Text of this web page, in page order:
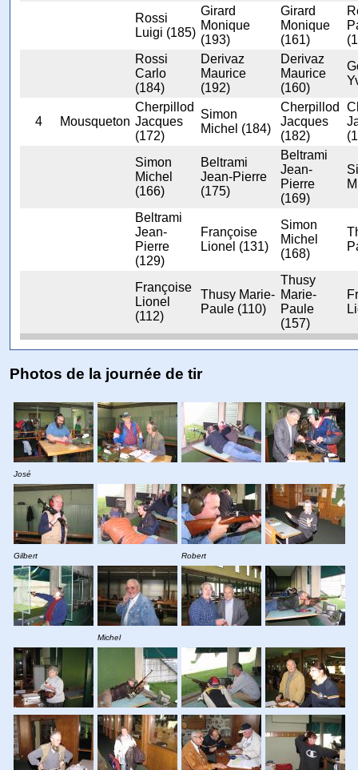
Rossi
Luigi (185)
Girard
Monique
(193)
Girard
Monique
(161)
Rossi
Carlo
(184)
Derivaz
Maurice
(192)
Derivaz
Maurice
(160)
4 Mousqueton
Cherpillod
Jacques
(172)
Simon
Michel (184)
Cherpillod
Jacques
(182)
Simon
Michel
(166)
Beltrami
Jean-Pierre
(175)
Beltrami
Jean-
Pierre
(169)
Beltrami
Jean-
Pierre
(129)
Françoise
Lionel (131)
Simon
Michel
(168)
Françoise
Lionel
(112)
Thusy Marie-
Paule (110)
Thusy
Marie-
Paule
(157)
Photos de la journée de tir
José
Gilbert Robert
Michel